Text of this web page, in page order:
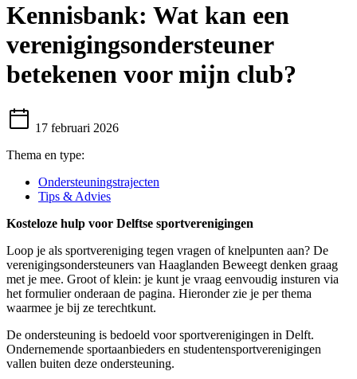
Kennisbank: Wat kan een
verenigingsondersteuner
betekenen voor mijn club?
17 februari 2026
Thema en type:
Ondersteuningstrajecten
Tips & Advies
Kosteloze hulp voor Delftse sportverenigingen
Loop je als sportvereniging tegen vragen of knelpunten aan? De
verenigingsondersteuners van Haaglanden Beweegt denken graag
met je mee. Groot of klein: je kunt je vraag eenvoudig insturen via
het formulier onderaan de pagina. Hieronder zie je per thema
waarmee je bij ze terechtkunt.
De ondersteuning is bedoeld voor sportverenigingen in Delft.
Ondernemende sportaanbieders en studentensportverenigingen
vallen buiten deze ondersteuning.